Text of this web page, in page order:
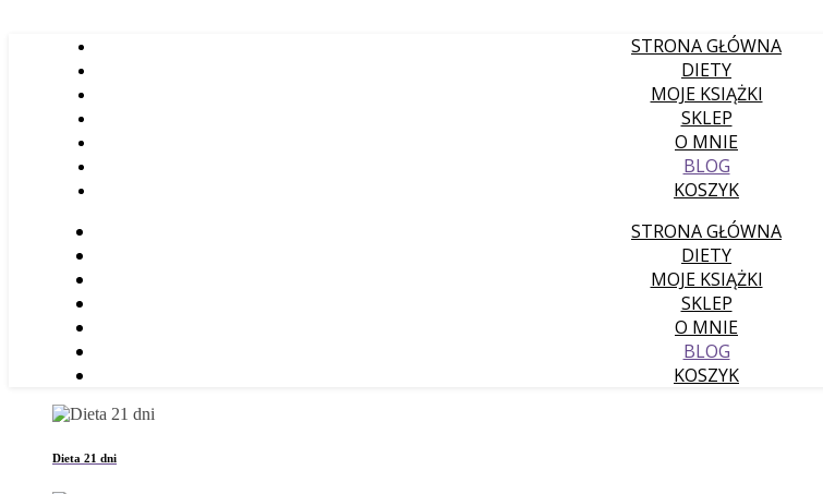
STRONA GŁÓWNA
DIETY
MOJE KSIĄŻKI
SKLEP
O MNIE
BLOG
KOSZYK
STRONA GŁÓWNA
DIETY
MOJE KSIĄŻKI
SKLEP
O MNIE
BLOG
KOSZYK
Dieta 21 dni